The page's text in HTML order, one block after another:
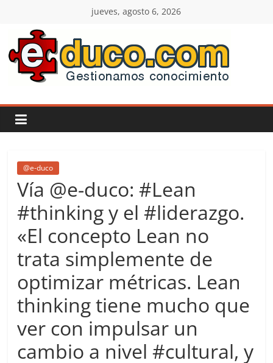
contenido
jueves, agosto 6, 2026
E-
duco:
Gestión
del
Conocimiento
Learn
Do
more.
more.
@e-duco
Vía @e-duco: #Lean
#thinking y el #liderazgo.
«El concepto Lean no
trata simplemente de
optimizar métricas. Lean
thinking tiene mucho que
ver con impulsar un
cambio a nivel #cultural, y